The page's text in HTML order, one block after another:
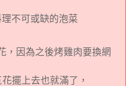
不可或缺的泡菜
，因為之後烤雞肉要換網
擺上去也就滿了，